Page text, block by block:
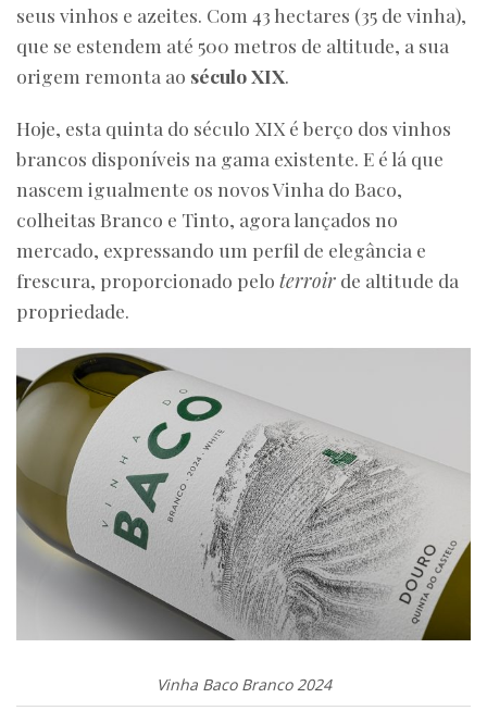
seus vinhos e azeites. Com 43 hectares (35 de vinha),
que se estendem até 500 metros de altitude, a sua
origem remonta ao século XIX.
Hoje, esta quinta do século XIX é berço dos vinhos
brancos disponíveis na gama existente. E é lá que
nascem igualmente os novos Vinha do Baco,
colheitas Branco e Tinto, agora lançados no
mercado, expressando um perfil de elegância e
frescura, proporcionado pelo terroir de altitude da
propriedade.
Vinha Baco Branco 2024